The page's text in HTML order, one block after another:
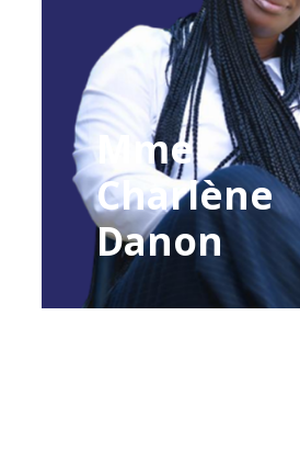
Mme
Charlène
Danon